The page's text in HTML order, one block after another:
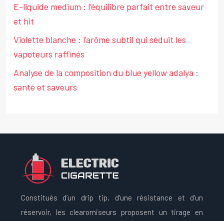
E-liquide medium : l’équilibre parfait entre saveur
et hit
Violette blanche : l’arôme subtil qui séduit les
vapoteurs raffinés
Analyse de la composition du blue yellow adalya :
santé et saveurs
Constitués d’un drip tip, d’une résistance et d’un
réservoir, les clearomiseurs proposent un tirage en